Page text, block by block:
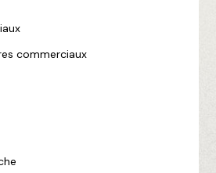
commerciaux